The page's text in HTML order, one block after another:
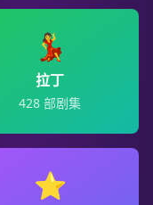
💃
拉丁
428 部剧集
⭐